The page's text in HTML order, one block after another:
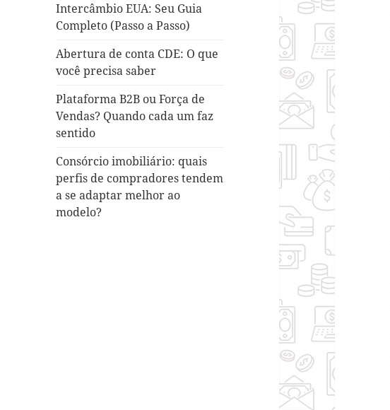
Intercâmbio EUA: Seu Guia
Completo (Passo a Passo)
Abertura de conta CDE: O que
você precisa saber
Plataforma B2B ou Força de
Vendas? Quando cada um faz
sentido
Consórcio imobiliário: quais
perfis de compradores tendem
a se adaptar melhor ao
modelo?